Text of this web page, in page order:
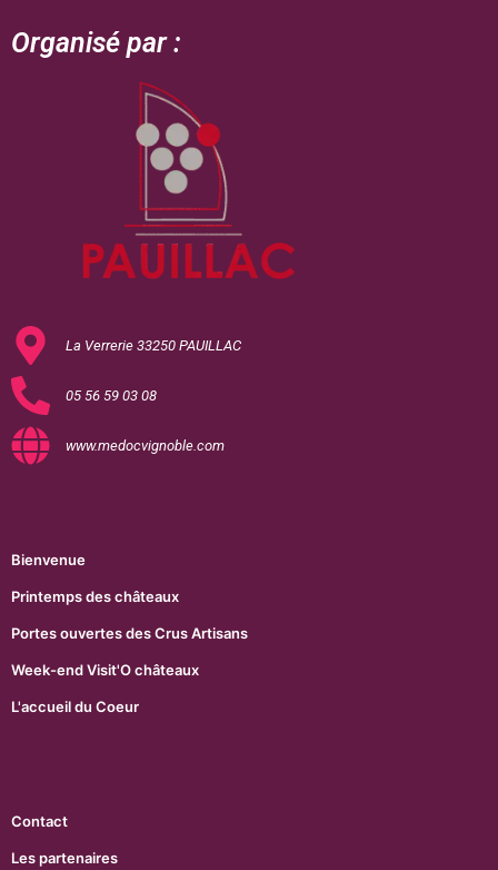
Organisé par :
La Verrerie 33250 PAUILLAC
05 56 59 03 08
www.medocvignoble.com
Bienvenue
Printemps des châteaux
Portes ouvertes des Crus Artisans
Week-end Visit'O châteaux
L'accueil du Coeur
Contact
Les partenaires